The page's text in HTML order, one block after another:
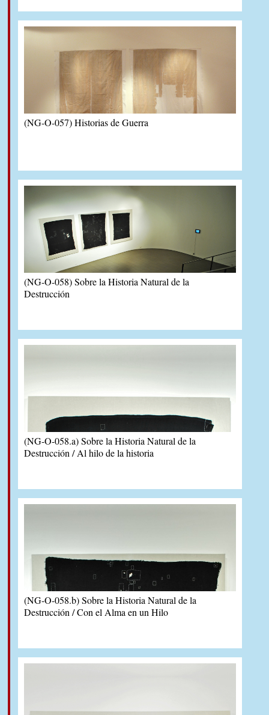
(NG-O-057) Historias de Guerra
(NG-O-058) Sobre la Historia Natural de la
Destrucción
(NG-O-058.a) Sobre la Historia Natural de la
Destrucción / Al hilo de la historia
(NG-O-058.b) Sobre la Historia Natural de la
Destrucción / Con el Alma en un Hilo